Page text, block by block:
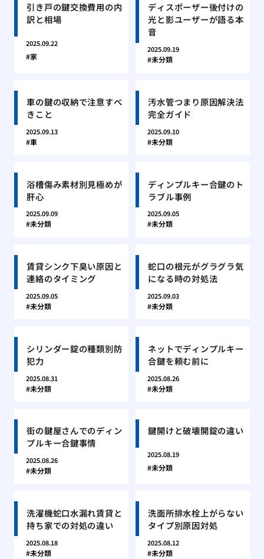
引き戸の鍵交換費用の内
訳と相場
2025.09.22
家
ディスポーザー後付けの
光と影ユーザーが語る本
音
2025.09.19
未分類
車の鍵の収納で注意すべ
きこと
2025.09.13
車
汚水管つまり原因解決法
完全ガイド
2025.09.10
未分類
浴槽傷み素材別見極めが
肝心
2025.09.09
未分類
ディンプルキー合鍵のト
ラブル事例
2025.09.05
未分類
賃貸シンク下臭い原因と
連絡のタイミング
2025.09.05
未分類
蛇口の根元がグラグラ気
になる時の対処法
2025.09.03
未分類
シリンダー錠の種類別防
犯力
2025.08.31
未分類
ネットでディンプルキー
合鍵を頼む前に
2025.08.26
未分類
街の鍵屋さんでのディン
プルキー合鍵事情
2025.08.26
未分類
鍵開けと破壊開錠の違い
2025.08.19
未分類
洗濯機蛇口水漏れ賃貸と
持ち家での対処の違い
2025.08.18
未分類
洗面所排水栓上がらない
タイプ別原因対処
2025.08.12
未分類